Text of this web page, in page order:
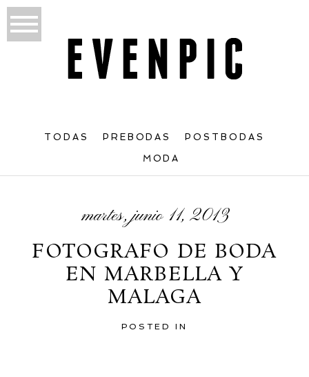
TODAS PREBODAS POSTBODAS
MODA
martes, junio 11, 2013
FOTOGRAFO DE BODA
EN MARBELLA Y
MALAGA
POSTED IN